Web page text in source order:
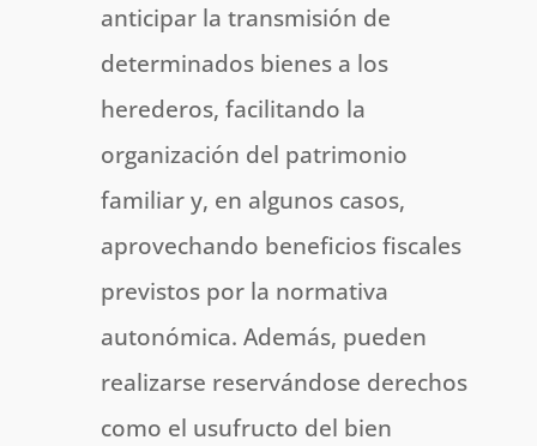
anticipar la transmisión de
determinados bienes a los
herederos, facilitando la
organización del patrimonio
familiar y, en algunos casos,
aprovechando beneficios fiscales
previstos por la normativa
autonómica. Además, pueden
realizarse reservándose derechos
como el usufructo del bien